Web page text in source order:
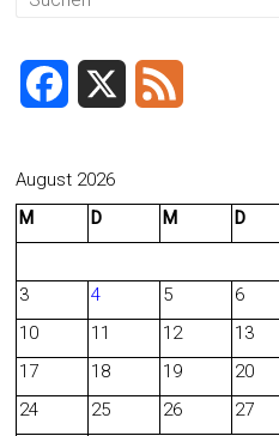
c
b
o
August 2026
M
D M D
3
4 5 6
10
11 12 13
17
18 19 20
24
25 26 27